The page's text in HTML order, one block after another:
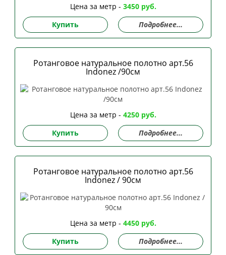
Цена за метр - 3450 руб.
Купить
Подробнее...
Ротанговое натуральное полотно арт.56
Indonez /90см
Цена за метр - 4250 руб.
Купить
Подробнее...
Ротанговое натуральное полотно арт.56
Indonez / 90см
Цена за метр - 4450 руб.
Купить
Подробнее...